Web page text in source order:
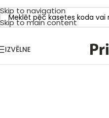
Skip to navigation
Skip to main content
IZVĒLNE